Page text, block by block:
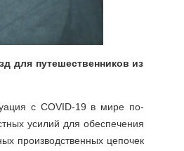
для путешественников из
с COVID-19 в мире по-
усилий для обеспечения
производственных цепочек